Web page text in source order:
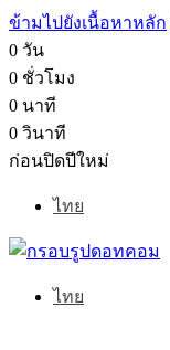
ข้ามไปยังเนื้อหาหลัก
0 วัน
0 ชั่วโมง
0 นาที
0 วินาที
ก่อนปิดปีใหม่
ไทย
ไทย